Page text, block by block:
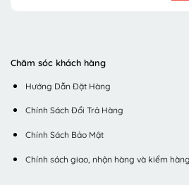
Chăm sóc khách hàng
Hướng Dẫn Đặt Hàng
Chính Sách Đổi Trả Hàng
Chính Sách Bảo Mật
Chính sách giao, nhận hàng và kiểm hàng